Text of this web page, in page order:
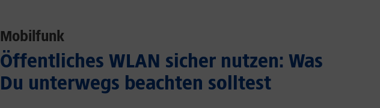
Mobilfunk
Öffentliches WLAN sicher nutzen: Was
Du unterwegs beachten solltest